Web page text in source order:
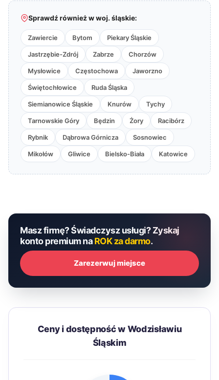
Sprawdź również w woj. śląskie:
Zawiercie Bytom Piekary Śląskie
Jastrzębie-Zdrój Zabrze Chorzów
Mysłowice Częstochowa Jaworzno
Świętochłowice Ruda Śląska
Siemianowice Śląskie Knurów Tychy
Tarnowskie Góry Będzin Żory Racibórz
Rybnik Dąbrowa Górnicza Sosnowiec
Mikołów Gliwice Bielsko-Biała Katowice
Masz firmę? Świadczysz usługi? Zyskaj
konto premium naROK za darmo.
Zarezerwuj miejsce
Ceny i dostępność w Wodzisławiu
Śląskim